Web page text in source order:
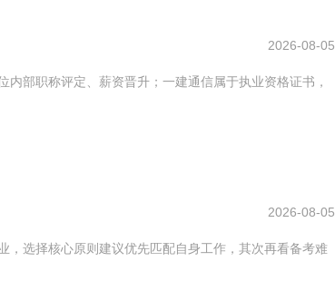
2026-08-05
部职称评定、薪资晋升；一建通信属于执业资格证书，
2026-08-05
选择核心原则建议优先匹配自身工作，其次再看备考难